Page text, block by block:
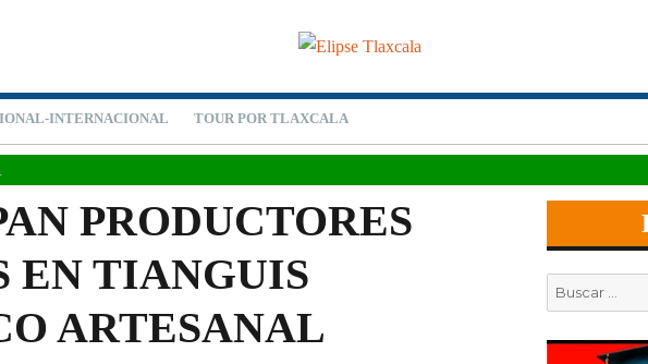
INTERNACIONAL TOUR POR TLAXCALA
PRODUCTORES
EN TIANGUIS
ARTESANAL